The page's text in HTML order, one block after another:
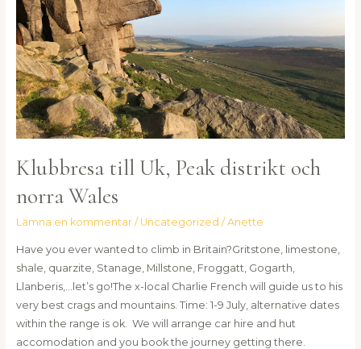
Klubbresa till Uk, Peak distrikt och
norra Wales
Lämna en kommentar / Uncategorized / Anette
Have you ever wanted to climb in Britain?Gritstone, limestone,
shale, quarzite, Stanage, Millstone, Froggatt, Gogarth,
Llanberis,…let’s go!The x-local Charlie French will guide us to his
very best crags and mountains. Time: 1-9 July, alternative dates
within the range is ok. We will arrange car hire and hut
accomodation and you book the journey getting there.
norra
Wales